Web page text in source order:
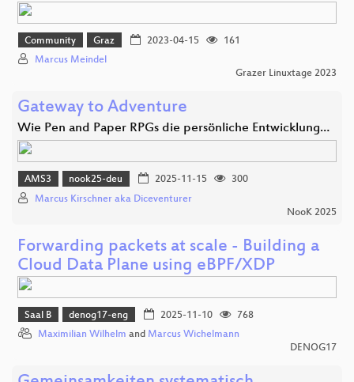
Community Graz 2023-04-15
161
Marcus Meindel
Grazer Linuxtage 2023
Gateway to Adventure
Wie Pen and Paper RPGs die persönliche Entwicklung…
AMS3 nook25-deu 2025-11-15
300
Marcus Kirschner aka Diceventurer
NooK 2025
Forwarding packets at scale - Building a
Cloud Data Plane using eBPF/XDP
Saal B denog17-eng 2025-11-10
768
Maximilian Wilhelm and Marcus Wichelmann
DENOG17